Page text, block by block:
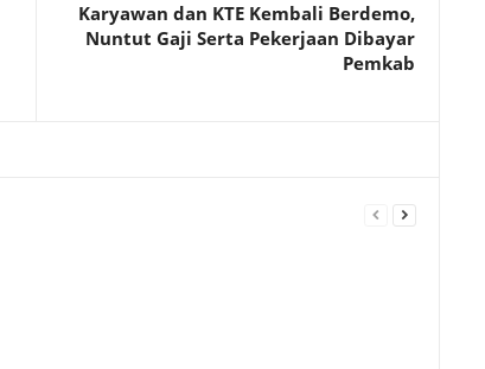
Karyawan dan KTE Kembali Berdemo,
Nuntut Gaji Serta Pekerjaan Dibayar
Pemkab